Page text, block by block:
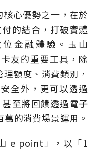
心優勢之一，在於
的結合，打破實體
金融體驗。玉山
友的重要工具，除
額度、消費類別，
全外，更可以透過
至將回饋透過電子
的消費場景運用。
e point」，以「1